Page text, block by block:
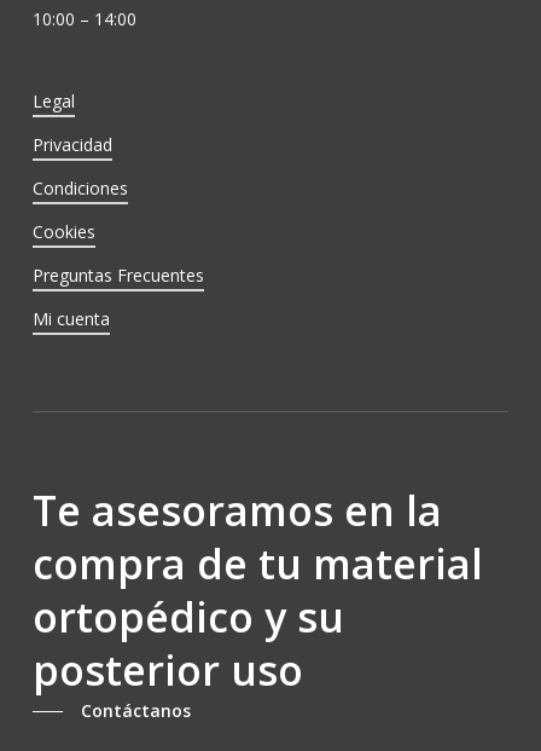
10:00 – 14:00
Legal
Privacidad
Condiciones
Cookies
Preguntas Frecuentes
Mi cuenta
Te asesoramos en la
compra de tu material
ortopédico y su
posterior uso
Contáctanos